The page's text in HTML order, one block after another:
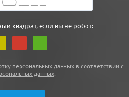
квадрат, если вы не робот:
персональных данных в соответствии с
данных.